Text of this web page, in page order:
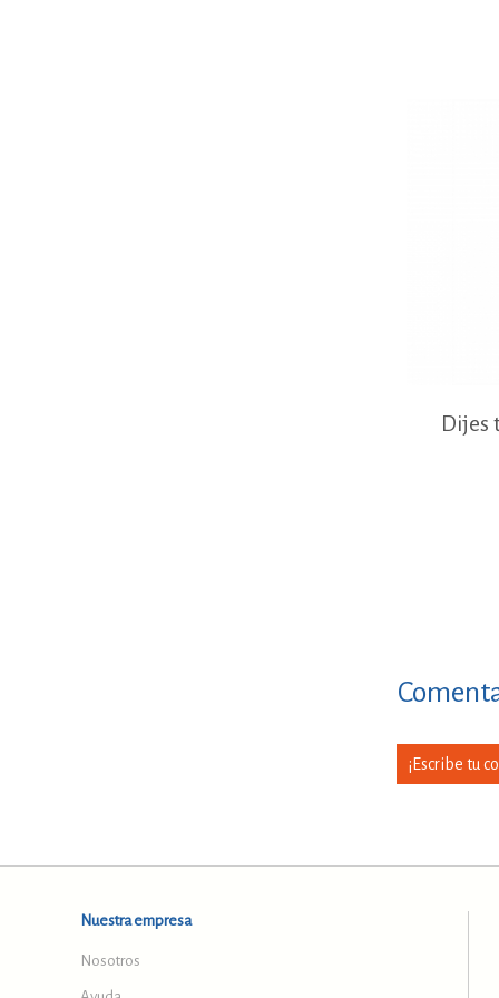
Dijes
¡Escribe tu
Nuestra empresa
Nosotros